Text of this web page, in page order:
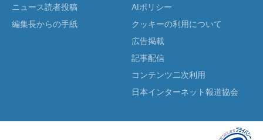
ニュース読者投稿
編集長からの手紙
AIポリシー
クッキーの利用について
広告掲載
記事配信
コンテンツ二次利用
日本インターネット報道協会